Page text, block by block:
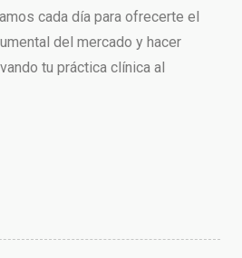
cada día para ofrecerte el
del mercado y hacer
tu práctica clínica al